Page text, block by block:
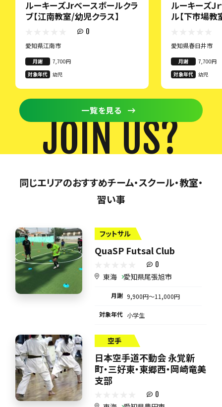
ルーキーズJrベースボールクラ
ブ【江南教室/幼児クラス】
0
愛知県江南市
月謝
7,700円
対象年代
幼児
ルーキーズＪ
ル【下市場教
愛知県春日井市
月謝
7,700円
対象年代
幼児
一覧を見る
JOIN US?
同じエリアのおすすめチーム・スクール・教室・
習い事
フットサル
QuaSP Futsal Club
0
東海 愛知県尾張旭市
月謝 9,900円〜11,000円
対象年代 小学生
空手
日本空手道不動会 永覚新
町・三好東・東郷西・岡崎竜美
支部
0